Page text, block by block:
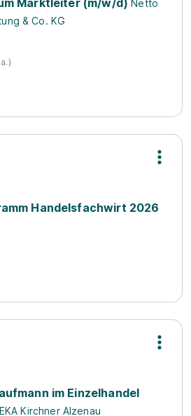
Marktleiter (m/w/d) Netto
& Co. KG
Handelsfachwirt 2026
im Einzelhandel
Kirchner Alzenau